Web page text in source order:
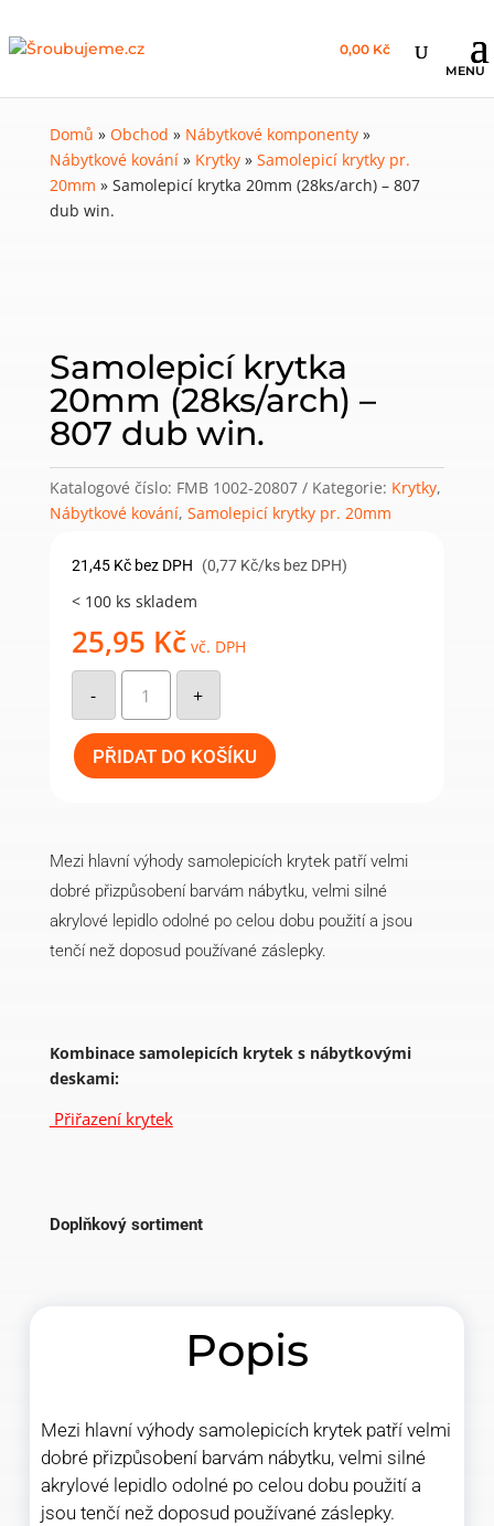
0,00 Kč
Domů » Obchod » Nábytkové komponenty»
Nábytkové kování» Krytky» Samolepicí krytky pr.
20mm » Samolepicí krytka 20mm (28ks/arch) – 807
dub win.
Samolepicí krytka
20mm (28ks/arch) –
807 dub win.
Katalogové číslo: FMB 1002-20807 Kategorie: Krytky,
Nábytkové kování, Samolepicí krytky pr. 20mm
21,45 Kč bez DPH (0,77 Kč/ks bez DPH)
< 100 ks skladem
25,95 Kč vč. DPH
-
Samolepicí
krytka
20mm
(28ks/arch)
-
807
dub
win.
+
PŘIDAT DO KOŠÍKU
Mezi hlavní výhody samolepicích krytek patří velmi
dobré přizpůsobení barvám nábytku, velmi silné
akrylové lepidlo odolné po celou dobu použití a jsou
tenčí než doposud používané záslepky.
Kombinace samolepicích krytek s nábytkovými
deskami:
Přiřazení krytek
Doplňkový sortiment
Popis
Mezi hlavní výhody samolepicích krytek patří velmi
dobré přizpůsobení barvám nábytku, velmi silné
akrylové lepidlo odolné po celou dobu použití a
jsou tenčí než doposud používané záslepky.